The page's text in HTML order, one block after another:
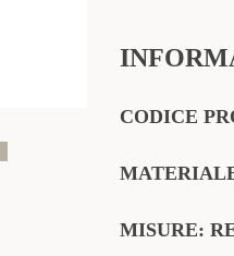
CODICE
MISURE: